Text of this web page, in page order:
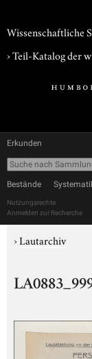
Wissenschaftliche
› Teil-Katalog der
Erkunden
Bestände
Nutzungsrechte
Anmelden zur Recherche
›Lautarchiv